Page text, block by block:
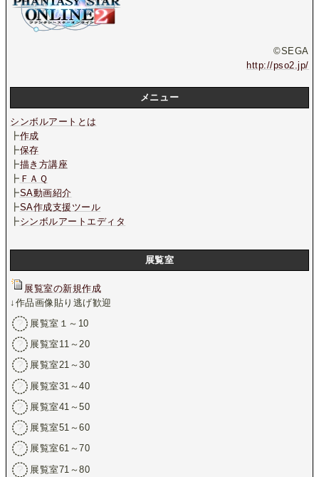
©SEGA
http://pso2.jp/
メニュー
シンボルアートとは
┣作成
┣保存
┣描き方講座
┣ ＦＡＱ
┣SA動画紹介
┣SA作成支援ツール
┣シンボルアートエディタ
展覧室
展覧室の新規作成
↓作品画像貼り逃げ歓迎
展覧室１～10
展覧室11～20
展覧室21～30
展覧室31～40
展覧室41～50
展覧室51～60
展覧室61～70
展覧室71～80